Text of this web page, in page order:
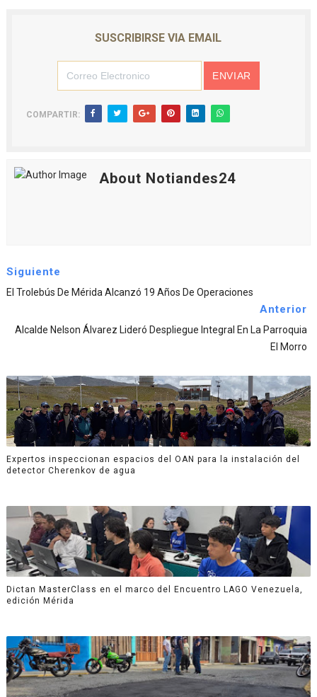
SUSCRIBIRSE VIA EMAIL
COMPARTIR:
About Notiandes24
Siguiente
El Trolebús De Mérida Alcanzó 19 Años De Operaciones
Anterior
Alcalde Nelson Álvarez Lideró Despliegue Integral En La Parroquia
El Morro
Expertos inspeccionan espacios del OAN para la instalación del
detector Cherenkov de agua
Dictan MasterClass en el marco del Encuentro LAGO Venezuela,
edición Mérida